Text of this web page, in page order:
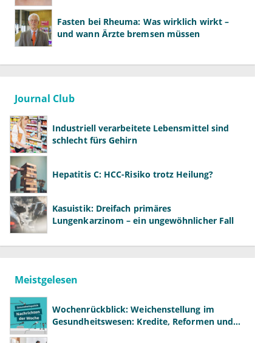
Fasten bei Rheuma: Was wirklich wirkt –
und wann Ärzte bremsen müssen
Journal Club
Industriell verarbeitete Lebensmittel sind
schlecht fürs Gehirn
Hepatitis C: HCC-Risiko trotz Heilung?
Kasuistik: Dreifach primäres
Lungenkarzinom – ein ungewöhnlicher Fall
Meistgelesen
Wochenrückblick: Weichenstellung im
Gesundheitswesen: Kredite, Reformen und